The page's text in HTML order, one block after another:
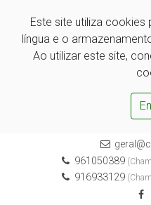
Este site utiliza cookies
língua e o
Ao utilizar este site,
961050389
916933129